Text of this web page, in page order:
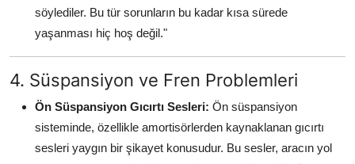
söylediler. Bu tür sorunların bu kadar kısa sürede
yaşanması hiç hoş değil."
4. Süspansiyon ve Fren Problemleri
Ön Süspansiyon Gıcırtı Sesleri: Ön süspansiyon
sisteminde, özellikle amortisörlerden kaynaklanan gıcırtı
sesleri yaygın bir şikayet konusudur. Bu sesler, aracın yol